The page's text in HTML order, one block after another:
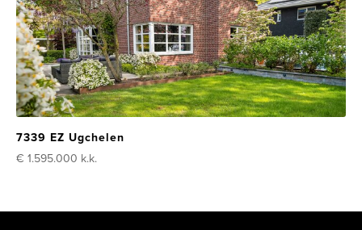
7339 EZ Ugchelen
€ 1.595.000 k.k.